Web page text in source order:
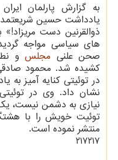
به گزارش پارلمان
یادداشت حسین
ذوالقرنین دست
های سیاسی مواجه
صحن علنی مجلس و
كشیده شد. محمود
در توئیتی كنایه آمیز
نشان داد. وی در
نیازی به دشمن نیست،
توئیت خویش را با
منتشر نموده است.
۲۱۷۲۱۷